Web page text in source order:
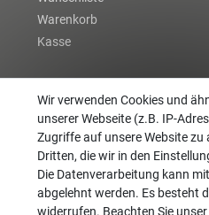
Warenkorb
Kasse
Wir verwenden Cookies und
unserer Webseite (z.B. IP-
Zugriffe auf unsere Website zu
Dritten, die wir in den
Die Datenverarbeitung kann
abgelehnt werden. Es besteht
widerrufen. Beachten Sie unser